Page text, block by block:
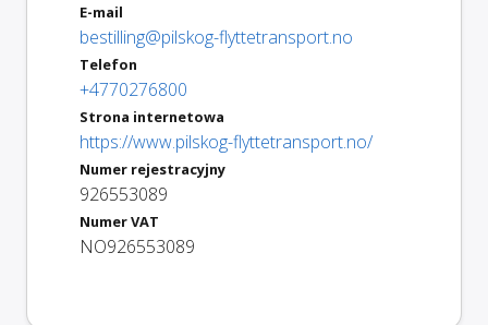
E-mail
bestilling@pilskog-flyttetransport.no
Telefon
+4770276800
Strona internetowa
https://www.pilskog-flyttetransport.no/
Numer rejestracyjny
926553089
Numer VAT
NO926553089